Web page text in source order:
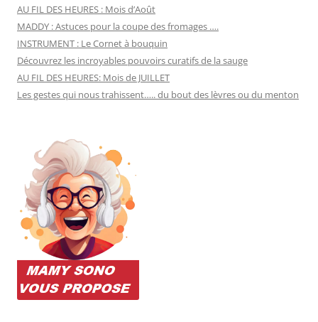
AU FIL DES HEURES : Mois d’Août
MADDY : Astuces pour la coupe des fromages ….
INSTRUMENT : Le Cornet à bouquin
Découvrez les incroyables pouvoirs curatifs de la sauge
AU FIL DES HEURES: Mois de JUILLET
Les gestes qui nous trahissent….. du bout des lèvres ou du menton